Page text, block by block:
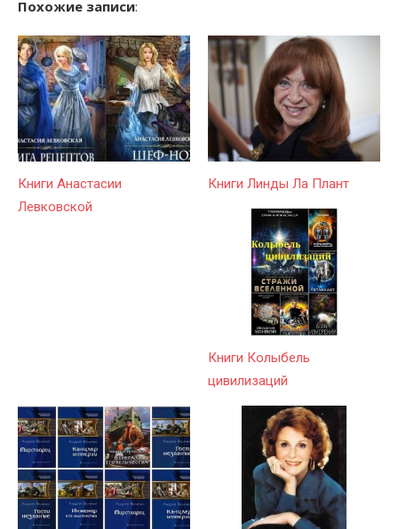
Похожие записи:
Книги Анастасии
Левковской
Книги Линды Ла Плант
Книги Колыбель
цивилизаций